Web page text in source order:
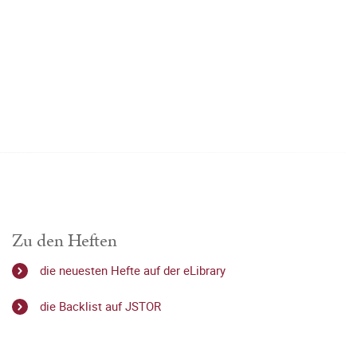
Zu den Heften
die neuesten Hefte auf der eLibrary
die Backlist auf JSTOR